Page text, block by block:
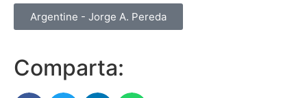
Argentine - Jorge A. Pereda
Comparta: